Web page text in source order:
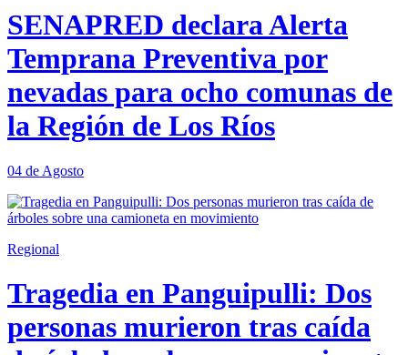
SENAPRED declara Alerta
Temprana Preventiva por
nevadas para ocho comunas de
la Región de Los Ríos
04 de Agosto
Regional
Tragedia en Panguipulli: Dos
personas murieron tras caída